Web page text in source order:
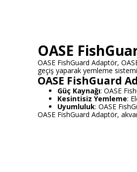
OASE
OASE FishGuard Adaptör,
geçiş yaparak yemleme
OASE FishGuard
Güç Kaynağı: OASE
Kesintisiz Yemleme:
Uyumluluk: OASE
OASE FishGuard Adaptör,